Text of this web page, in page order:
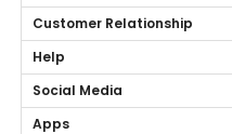
Customer Relationship
Help
Social Media
Apps